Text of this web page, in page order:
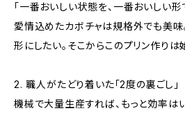
「一番おいしい状態を、一番おいしい形
愛情込めたカボチャは規格外でも美味
形にしたい。そこからこのプリン作りは
2. 職人がたどり着いた「2度の裏ごし」
機械で大量生産すれば、もっと効率は